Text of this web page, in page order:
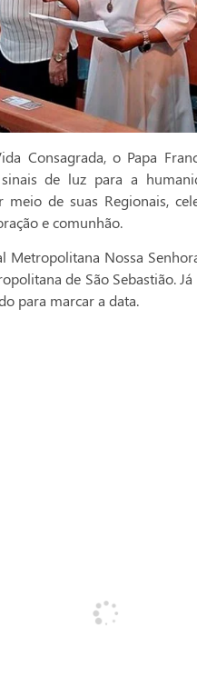
Consagrada, o Papa
de luz para a
meio de suas Regionais,
e comunhão.
Metropolitana Nossa
de São Sebastião.
para marcar a data.